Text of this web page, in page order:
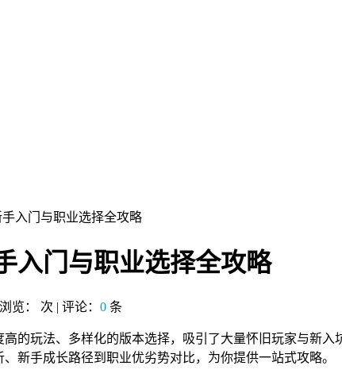
入门与职业选择全攻略
入门与职业选择全攻略
览： 次 | 评论： 0 条
的玩法、多样化的版本选择，吸引了大量怀旧玩家与新
新手成长路径到职业优劣势对比，为你提供一站式攻略。